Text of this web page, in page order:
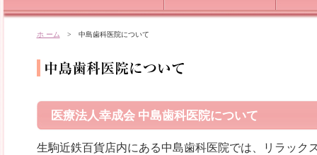
ホ ーム > 中島歯科医院について
医療法人幸成会 中島歯科医院について
生駒近鉄百貨店内にある中島歯科医院では、リラック